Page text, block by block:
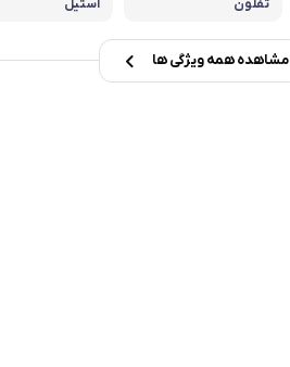
تفلون استیل
مشاهده همه ویژگی ها